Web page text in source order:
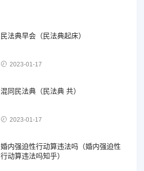
民法典早会（民法典起床）
2023-01-17
混同民法典（民法典 共）
2023-01-17
婚内强迫性行动算违法吗（婚内强迫性
行动算违法吗知乎）